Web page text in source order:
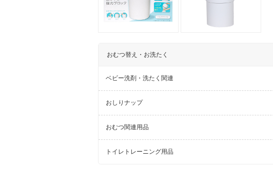
おむつ替え・お洗たく
ベビー洗剤・洗たく関連
おしりナップ
おむつ関連用品
トイレトレーニング用品